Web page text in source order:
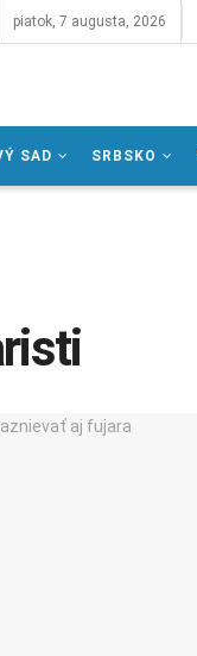
piatok, 7 augusta, 2026
SAD SRBSKO